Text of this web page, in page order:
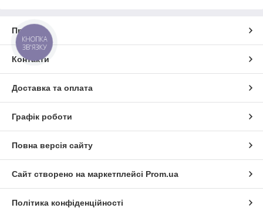
Про нас
Контакти
Доставка та оплата
Графік роботи
Повна версія сайту
Сайт створено на маркетплейсі Prom.ua
Політика конфіденційності
КНОПКА
ЗВ'ЯЗКУ